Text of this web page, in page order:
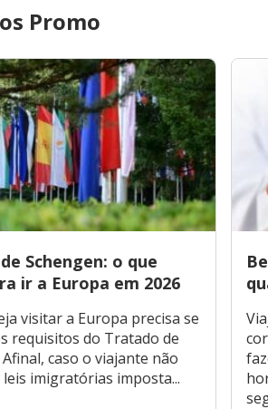
Promo
Schengen: o que
ir a Europa em 2026
visitar a Europa precisa se
requisitos do Tratado de
caso o viajante não
imigratórias imposta...